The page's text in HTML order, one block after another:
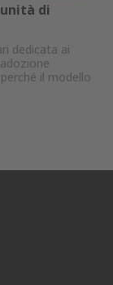
di
dedicata ai
il modello